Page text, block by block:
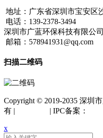
地址：广东省深圳市宝安区
电话：139-2378-3494
深圳市广蓝环保科技有限公司
邮箱：578941931@qq.com
扫描二维码
Copyright © 2019-2035 深圳
有 |
| IPC备案：
x